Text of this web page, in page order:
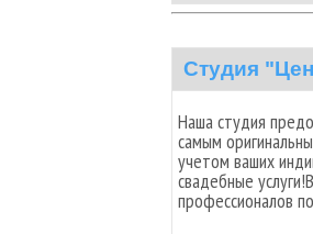
Студия
Наша студия
самым
учетом ваших
свадебные
профессионалов